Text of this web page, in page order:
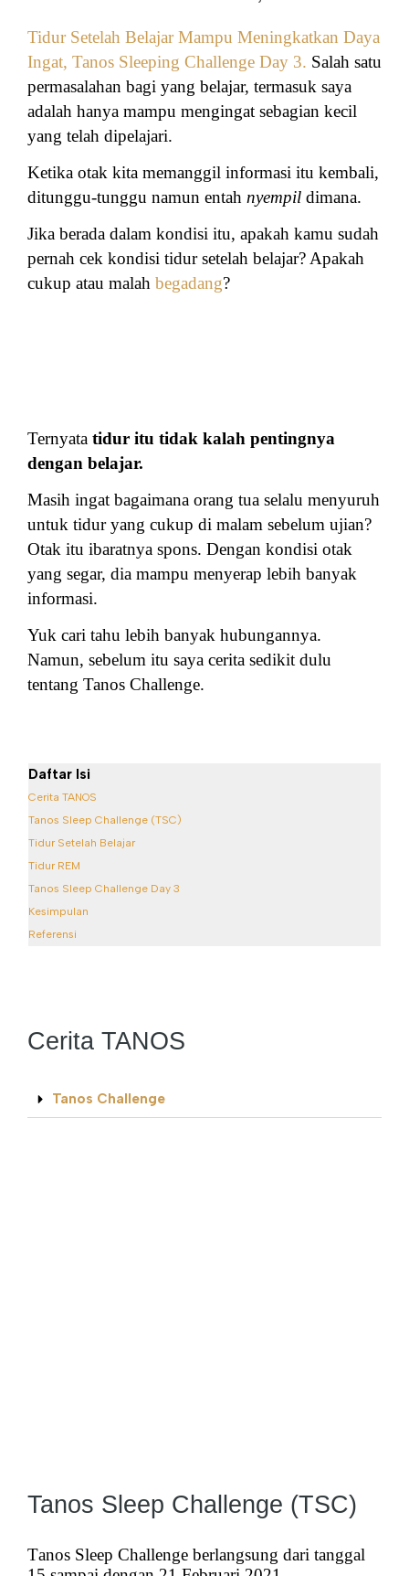
Tidur Setelah Belajar Mampu Meningkatkan Daya
Ingat, Tanos Sleeping Challenge Day 3. Salah satu
permasalahan bagi yang belajar, termasuk saya
adalah hanya mampu mengingat sebagian kecil
yang telah dipelajari.
Ketika otak kita memanggil informasi itu kembali,
ditunggu-tunggu namun entah nyempil dimana.
Jika berada dalam kondisi itu, apakah kamu sudah
pernah cek kondisi tidur setelah belajar? Apakah
cukup atau malah begadang?
Ternyata tidur itu tidak kalah pentingnya
dengan belajar.
Masih ingat bagaimana orang tua selalu menyuruh
untuk tidur yang cukup di malam sebelum ujian?
Otak itu ibaratnya spons. Dengan kondisi otak
yang segar, dia mampu menyerap lebih banyak
informasi.
Yuk cari tahu lebih banyak hubungannya.
Namun, sebelum itu saya cerita sedikit dulu
tentang Tanos Challenge.
Daftar Isi
Cerita TANOS
Tanos Sleep Challenge (TSC)
Tidur Setelah Belajar
Tidur REM
Tanos Sleep Challenge Day 3
Kesimpulan
Referensi
Cerita TANOS
Tanos Challenge
Tanos Sleep Challenge (TSC)
Tanos Sleep Challenge berlangsung dari tanggal